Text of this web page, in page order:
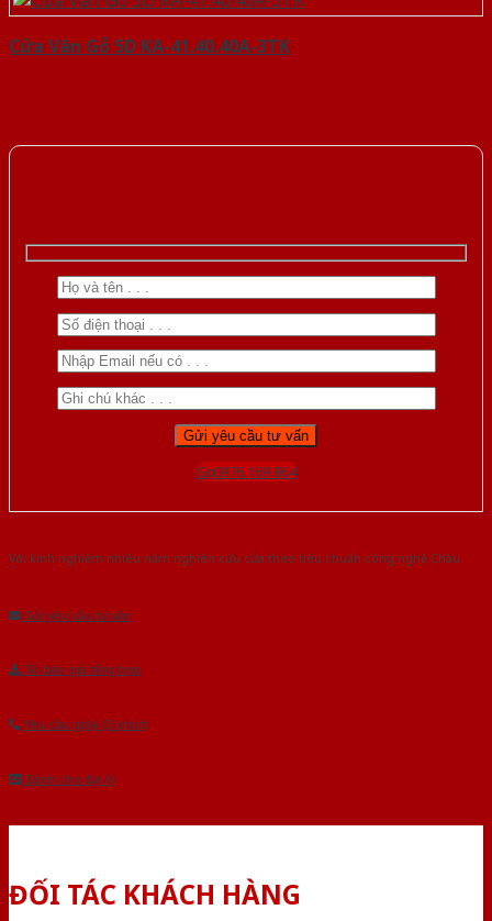
Cửa Vân Gỗ 5D KA-41.40.40A-3TK
Gọi 0976.169.864
Với kinh nghiệm nhiêu năm nghiên cứu cửa theo tiêu chuẩn công nghệ Châu
Gửi yêu cầu tư vấn
Tải báo giá tổng hợp
Yêu cầu gọi lại (3 phút)
Dành cho đại lý
ĐỐI TÁC KHÁCH HÀNG